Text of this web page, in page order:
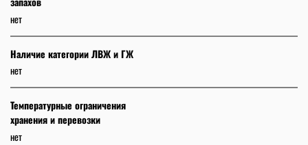
нет
Наличие категории ЛВЖ и ГЖ
нет
Температурные ограничения
хранения и перевозки
нет